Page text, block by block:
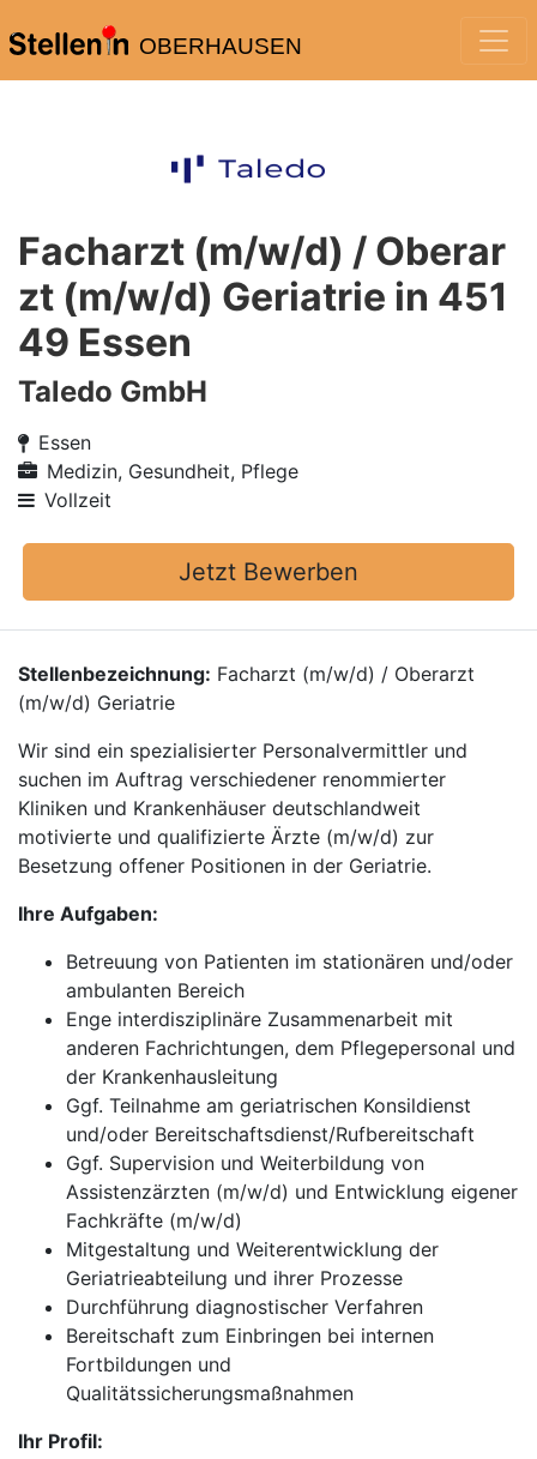
OBERHAUSEN
Facharzt (m/w/d) / Oberar
zt (m/w/d) Geriatrie in 451
49 Essen
Taledo GmbH
Essen
Medizin, Gesundheit, Pflege
Vollzeit
Jetzt Bewerben
Stellenbezeichnung: Facharzt (m/w/d) / Oberarzt
(m/w/d) Geriatrie
Wir sind ein spezialisierter Personalvermittler und
suchen im Auftrag verschiedener renommierter
Kliniken und Krankenhäuser deutschlandweit
motivierte und qualifizierte Ärzte (m/w/d) zur
Besetzung offener Positionen in der Geriatrie.
Ihre Aufgaben:
Betreuung von Patienten im stationären und/oder
ambulanten Bereich
Enge interdisziplinäre Zusammenarbeit mit
anderen Fachrichtungen, dem Pflegepersonal und
der Krankenhausleitung
Ggf. Teilnahme am geriatrischen Konsildienst
und/oder Bereitschaftsdienst/Rufbereitschaft
Ggf. Supervision und Weiterbildung von
Assistenzärzten (m/w/d) und Entwicklung eigener
Fachkräfte (m/w/d)
Mitgestaltung und Weiterentwicklung der
Geriatrieabteilung und ihrer Prozesse
Durchführung diagnostischer Verfahren
Bereitschaft zum Einbringen bei internen
Fortbildungen und
Qualitätssicherungsmaßnahmen
Ihr Profil: